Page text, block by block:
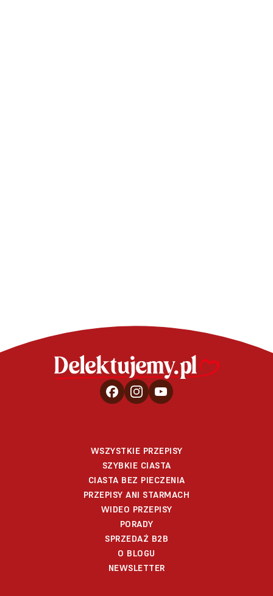
WSZYSTKIE PRZEPISY
SZYBKIE CIASTA
CIASTA BEZ PIECZENIA
PRZEPISY ANI STARMACH
WIDEO PRZEPISY
PORADY
SPRZEDAŻ B2B
O BLOGU
NEWSLETTER